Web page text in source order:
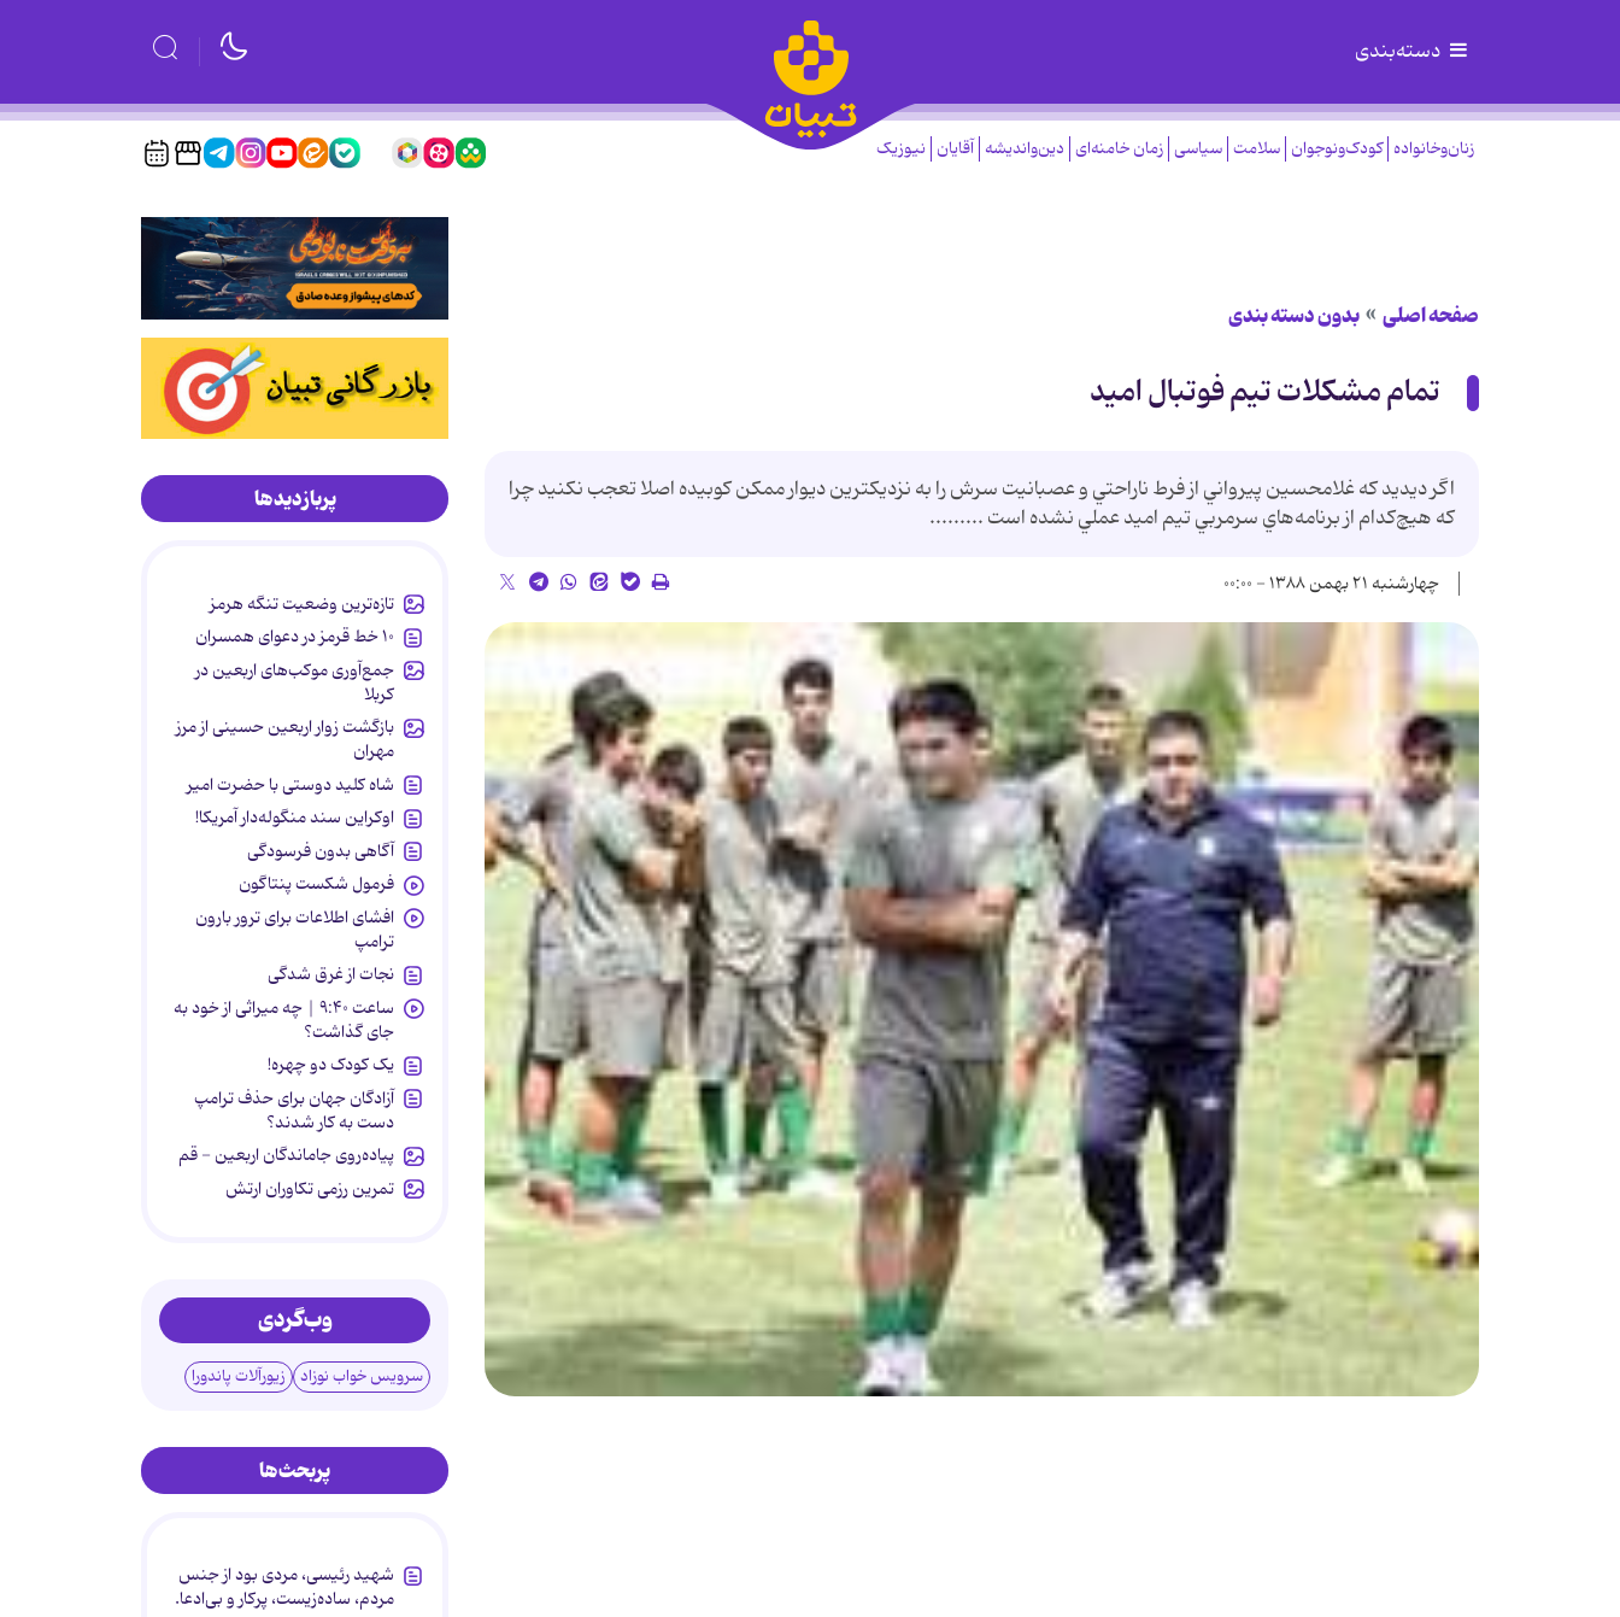
دسته‌بندی
زنان‌وخانواده کودک‌ونوجوان سلامت سیاسی زمان خامنه‌ای دین‌واندیشه آقایان نیوزیک
صفحه اصلی بدون دسته بندی
تمام مشکلات تیم فوتبال امید
اگر ديديد كه غلامحسين پيرواني از فرط ناراحتي و عصبانيت سرش را به نزديكترين ديوار ممكن كوبيده اصلا تعجب نكنيد چرا
كه هيچ‌كدام از برنامه‌هاي سرمربي تيم اميد عملي نشده است .........
چهارشنبه ۲۱ بهمن ۱۳۸۸ - ۰۰:۰۰
پربازدیدها
تازه‌ترین وضعیت تنگه هرمز
۱۰ خط قرمز در دعوای همسران
جمع‌آوری موکب‌های اربعین در
کربلا
بازگشت زوار اربعین حسینی از مرز
مهران
شاه کلید دوستی با حضرت امیر
اوکراین سند منگوله‌دار آمریکا!
آگاهی بدون فرسودگی
فرمول شکست پنتاگون
افشای اطلاعات برای ترور بارون
ترامپ
نجات از غرق شدگی
ساعت ۹:۴۰ | چه میراثی از خود به
جای گذاشت؟
یک کودک دو چهره!
آزادگان جهان برای حذف ترامپ
دست به کار شدند؟
پیاده‌روی جاماندگان اربعین - قم
تمرین رزمی تکاوران ارتش
وب‌گردی
سرویس خواب نوزاد زیورآلات پاندورا
پربحث‌ها
شهید رئیسی، مردی بود از جنس
مردم، ساده‌زیست، پرکار و بی‌ادعا.